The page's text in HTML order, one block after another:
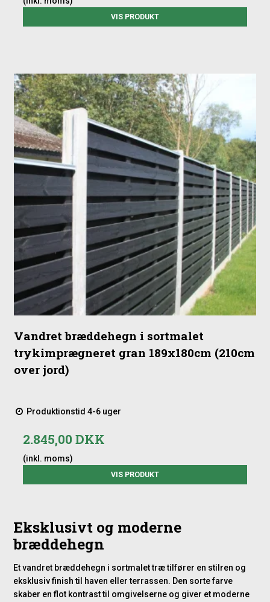
VIS PRODUKT
Vandret bræddehegn i sortmalet
trykimprægneret gran 189x180cm (210cm
over jord)
Produktionstid 4-6 uger
2.845,00 DKK
(inkl. moms)
VIS PRODUKT
Eksklusivt og moderne
bræddehegn
Et vandret bræddehegn i sortmalet træ tilfører en stilren og
eksklusiv finish til haven eller terrassen. Den sorte farve
skaber en flot kontrast til omgivelserne og giver et moderne